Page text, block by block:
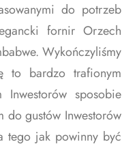
do potrzeb
fornir Orzech
Wykończyliśmy
to bardzo trafionym
sposobie
do gustów Inwestorów
tego jak powinny być